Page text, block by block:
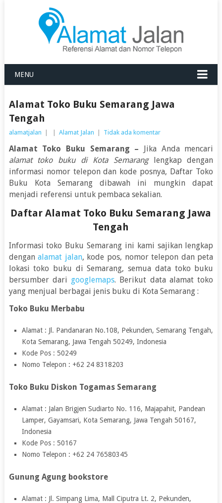
MENU
Alamat Toko Buku Semarang Jawa
Tengah
alamatjalan Alamat Jalan Tidak ada komentar
Alamat Toko Buku Semarang – Jika Anda mencari
alamat toko buku di Kota Semaranglengkap dengan
informasi nomor telepon dan kode posnya, Daftar Toko
Buku Kota Semarang dibawah ini mungkin dapat
menjadi referensi untuk pembaca sekalian.
Daftar Alamat Toko Buku Semarang Jawa
Tengah
Informasi toko Buku Semarang ini kami sajikan lengkap
denganalamat jalan, kode pos, nomor telepon dan peta
lokasi toko buku di Semarang, semua data toko buku
bersumber dari googlemaps. Berikut data alamat toko
yang menjual berbagai jenis buku di Kota Semarang :
Toko Buku Merbabu
Alamat : Jl. Pandanaran No.108, Pekunden, Semarang Tengah,
Kota Semarang, Jawa Tengah 50249, Indonesia
Kode Pos : 50249
Nomo Telepon : +62 24 8318203
Toko Buku Diskon Togamas Semarang
Alamat : Jalan Brigjen Sudiarto No. 116, Majapahit, Pandean
Lamper, Gayamsari, Kota Semarang, Jawa Tengah 50167,
Indonesia
Kode Pos : 50167
Nomo Telepon : +62 24 76580345
Gunung Agung bookstore
Alamat : Jl. Simpang Lima, Mall Ciputra Lt. 2, Pekunden,